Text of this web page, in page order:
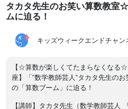
タカタ先生のお笑い算数教室
ムに迫る！
キッズウィークエンドチャン
【☆算数が楽しくてたまらなくなる
座】「”数学教師芸人”タカタ先生の
の「算数ブーム」に迫る！
【講師】タカタ先生（数学教師芸人